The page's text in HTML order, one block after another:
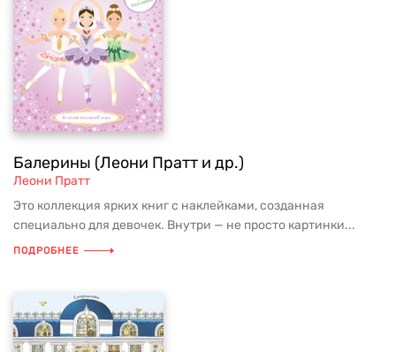
Балерины (Леони Пратт и др.)
Леони Пратт
Это коллекция ярких книг с наклейками, созданная
специально для девочек. Внутри — не просто картинки...
ПОДРОБНЕЕ